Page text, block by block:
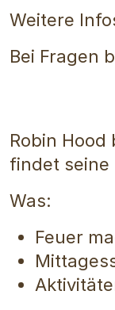
Weitere
Bei Fragen
Robin
findet seine
Was:
Feuer